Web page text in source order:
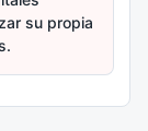
su propia